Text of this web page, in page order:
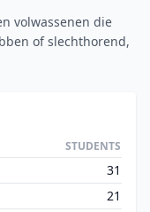
volwassenen die
of slechthorend,
STUDENTS
31
21